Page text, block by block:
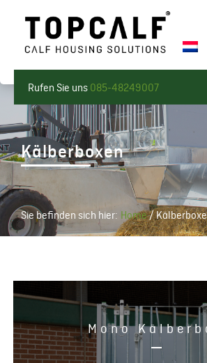
Rufen Sie uns 085-48249007
Kälberboxen
Sie befinden sich hier: Home/
Mono